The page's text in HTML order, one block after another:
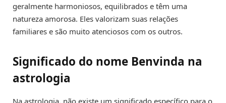
geralmente harmoniosos, equilibrados e têm uma
natureza amorosa. Eles valorizam suas relações
familiares e são muito atenciosos com os outros.
Significado do nome Benvinda na
astrologia
Na astrologia, não existe um significado específico para o